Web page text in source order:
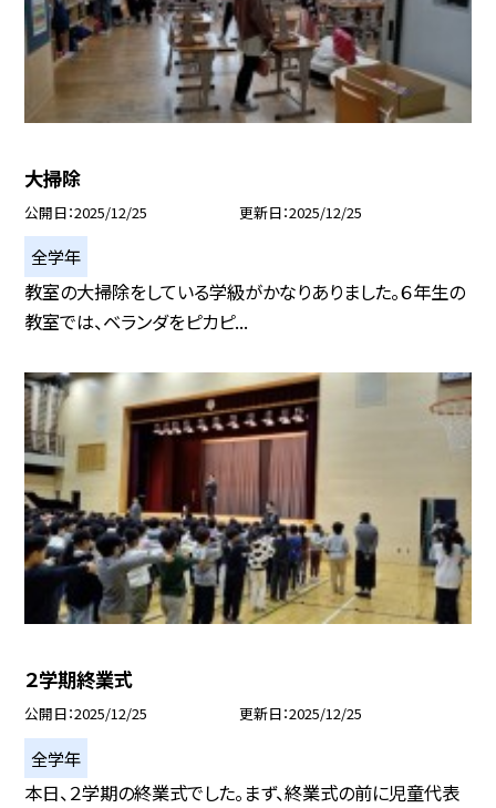
大掃除
公開日 2025/12/25 更新日 2025/12/25
全学年
教室の大掃除をしている学級がかなりありました。６年生の
教室では、ベランダをピカピ...
２学期終業式
公開日 2025/12/25 更新日 2025/12/25
全学年
本日、２学期の終業式でした。まず、終業式の前に児童代表